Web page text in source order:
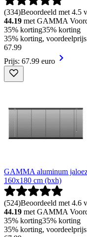
(334)Beoordeeld met 4.5
44.19 met GAMMA
35% korting35% korting
35% korting,
67.99
Prijs: 67.99 euro
GAMMA aluminum
160x180 cm (bxh)
(524)Beoordeeld met 4.6
44.19 met GAMMA
35% korting35% korting
35% korting,